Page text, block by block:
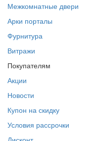
Межкомнатные двери
Арки порталы
Фурнитура
Витражи
Покупателям
Акции
Новости
Купон на скидку
Условия рассрочки